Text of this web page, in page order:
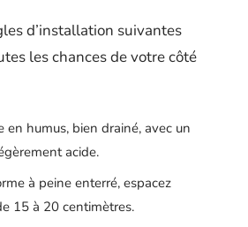
d’installation suivantes
les chances de votre côté
en humus, bien drainé, avec un
acide.
à peine enterré, espacez
15 à 20 centimètres.